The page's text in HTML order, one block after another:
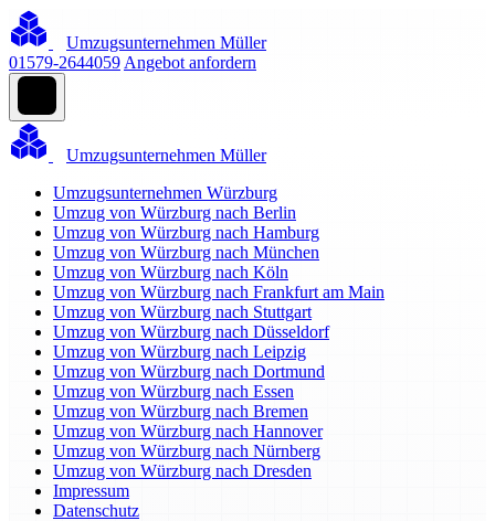
Umzugsunternehmen Müller
01579-2644059 Angebot anfordern
Umzugsunternehmen Müller
Umzugsunternehmen Würzburg
Umzug von Würzburg nach Berlin
Umzug von Würzburg nach Hamburg
Umzug von Würzburg nach München
Umzug von Würzburg nach Köln
Umzug von Würzburg nach Frankfurt am Main
Umzug von Würzburg nach Stuttgart
Umzug von Würzburg nach Düsseldorf
Umzug von Würzburg nach Leipzig
Umzug von Würzburg nach Dortmund
Umzug von Würzburg nach Essen
Umzug von Würzburg nach Bremen
Umzug von Würzburg nach Hannover
Umzug von Würzburg nach Nürnberg
Umzug von Würzburg nach Dresden
Impressum
Datenschutz